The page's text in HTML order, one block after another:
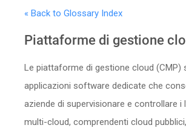
Sicurezza
Servizi
« Back to Glossary Index
Piattaforme di gestione
Le piattaforme di gestione cloud (CMP)
applicazioni software dedicate che
aziende di supervisionare e controllare i
multi-cloud, comprendenti cloud